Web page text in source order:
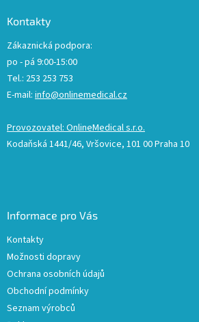
Kontakty
Zákaznická podpora:
po - pá 9:00-15:00
Tel.: 253 253 753
E-mail: info@onlinemedical.cz
Provozovatel: OnlineMedical s.r.o.
Kodaňská 1441/46, Vršovice, 101 00 Praha 10
Informace pro Vás
Kontakty
Možnosti dopravy
Ochrana osobních údajů
Obchodní podmínky
Seznam výrobců